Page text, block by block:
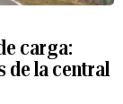
carga:
de la central